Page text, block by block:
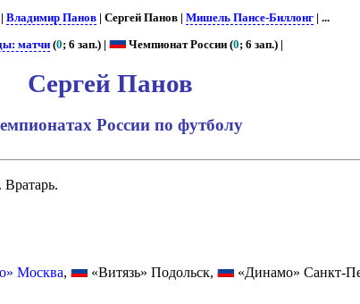
|Владимир Панов | Сергей Панов |Мишель Пансе-Биллонг | ...
матчи (0; 6 зап.) | Чемпионат России (0; 6 зап.) |
Сергей Панов
России по футболу
Вратарь.
Москва, «Витязь» Подольск, «Динамо» Санкт-